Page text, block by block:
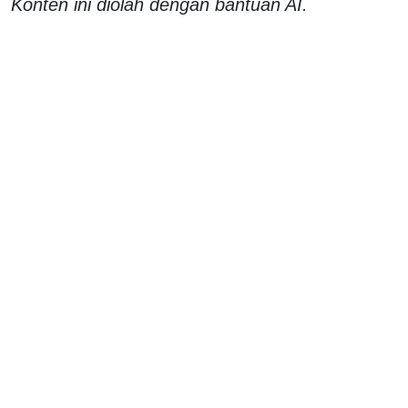
Konten ini diolah dengan bantuan AI.